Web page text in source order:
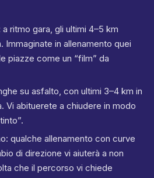
ritmo gara, gli ultimi 4–5 km
Immaginate in allenamento quei
piazze come un “film” da
su asfalto, con ultimi 3–4 km in
Vi abituerete a chiudere in modo
qualche allenamento con curve
di direzione vi aiuterà a non
che il percorso vi chiede